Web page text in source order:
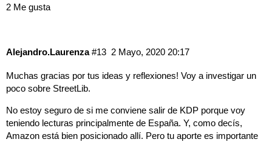
2 Me gusta
Alejandro.Laurenza 2 Mayo, 2020 20:17
#13
Muchas gracias por tus ideas y reflexiones! Voy a investigar un
poco sobre StreetLib.
No estoy seguro de si me conviene salir de KDP porque voy
teniendo lecturas principalmente de España. Y, como decís,
Amazon está bien posicionado allí. Pero tu aporte es importante